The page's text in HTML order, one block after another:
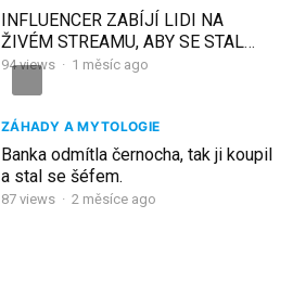
INFLUENCER ZABÍJÍ LIDI NA
ŽIVÉM STREAMU, ABY SE STAL
VIRÁLNÍM
94views · 1 měsíc ago
ZÁHADY A MYTOLOGIE
Banka odmítla černocha, tak ji koupil
a stal se šéfem.
87 views · 2 měsíce ago